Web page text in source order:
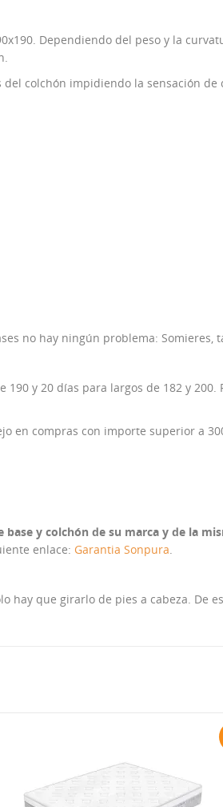
Dependiendo del peso y la
colchón impidiendo la sensación
no hay ningún problema: Somieres,
y 20 días para largos de 182 y
en compras con importe superior a
y colchón de su marca y de la
enlace: Garantia Sonpura.
hay que girarlo de pies a cabeza. De